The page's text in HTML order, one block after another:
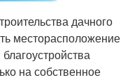
дачного
месторасположение
на собственное